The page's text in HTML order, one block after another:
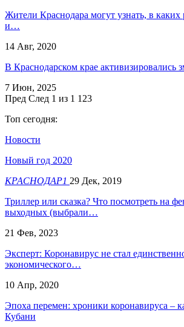
Жители Краснодара могут узнать, в каких
и…
14 Авг, 2020
В Краснодарском крае активизировались
7 Июн, 2025
Пред След 1 из 1 123
Топ сегодня:
Новости
Новый год 2020
КРАСНОДАР1 29 Дек, 2019
Триллер или сказка? Что посмотреть на
выходных (выбрали…
21 Фев, 2023
Эксперт: Коронавирус не стал
экономического…
10 Апр, 2020
Эпоха перемен: хроники коронавируса –
Кубани